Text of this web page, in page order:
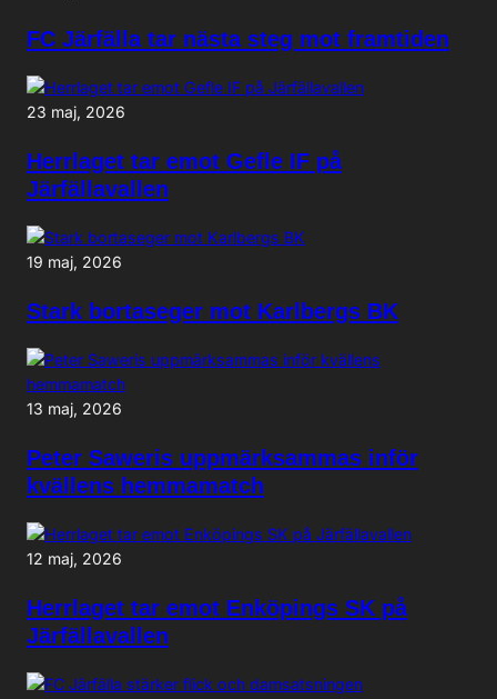
FC Järfälla tar nästa steg mot framtiden
23 maj, 2026
Herrlaget tar emot Gefle IF på
Järfällavallen
19 maj, 2026
Stark bortaseger mot Karlbergs BK
13 maj, 2026
Peter Saweris uppmärksammas inför
kvällens hemmamatch
12 maj, 2026
Herrlaget tar emot Enköpings SK på
Järfällavallen